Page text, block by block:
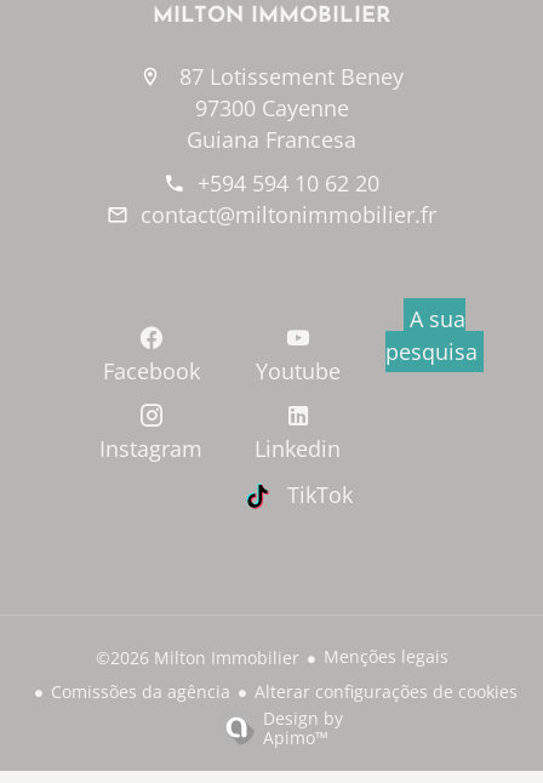
MILTON IMMOBILIER
87 Lotissement Beney
97300 Cayenne
Guiana Francesa
+594 594 10 62 20
contact@miltonimmobilier.fr
Facebook
Instagram
Youtube
Linkedin
TikTok
A sua
pesquisa
©2026 Milton Immobilier
Menções legais
Comissões da agência
Alterar configurações de cookies
Design by
Apimo™